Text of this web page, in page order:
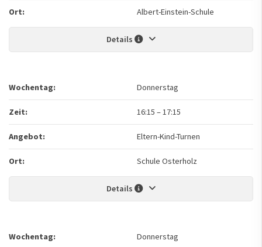
Ort: Albert-Einstein-Schule
Details
Wochentag: Donnerstag
Zeit: 16:15 –17:15
Angebot: Eltern-Kind-Turnen
Ort: Schule Osterholz
Details
Wochentag: Donnerstag